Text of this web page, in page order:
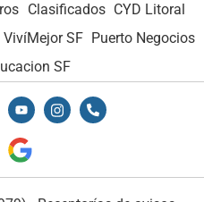
Clasificados CYD Litoral
VivíMejor SF Puerto Negocios
SF